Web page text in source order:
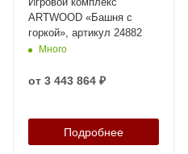
ARTWOOD «Башня с
горкой», артикул 24882
Много
от 3 443 864 ₽
Подробнее